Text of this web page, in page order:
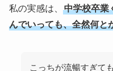
私の実感は、 中学校卒業
んでいっても、全然何と
こっちが流暢すぎて